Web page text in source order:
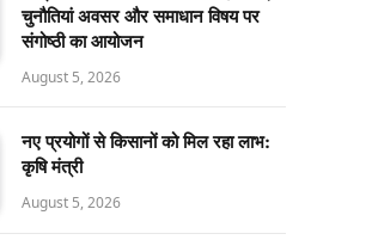
चुनौतियां अवसर और समाधान विषय पर
संगोष्ठी का आयोजन
August 5, 2026
नए प्रयोगों से किसानों को मिल रहा लाभ:
कृषि मंत्री
August 5, 2026